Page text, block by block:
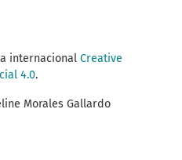
internacional Creative
4.0.
Morales Gallardo